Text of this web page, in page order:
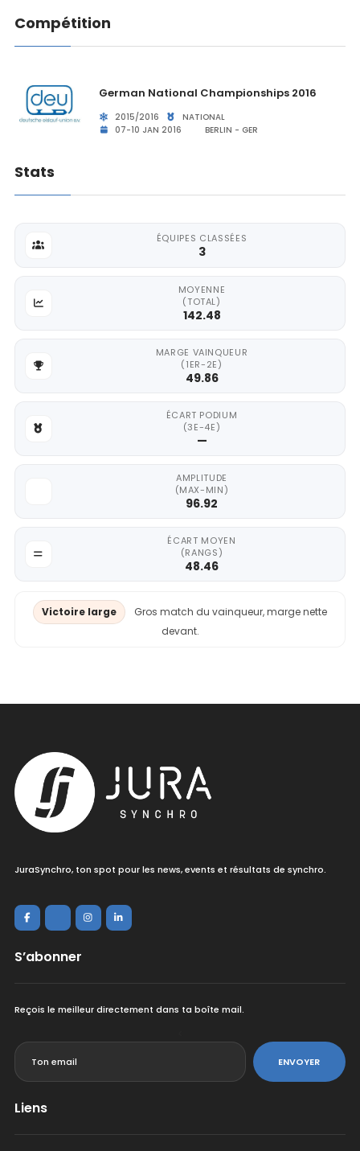
Compétition
German National Championships 2016
2015/2016
NATIONAL
07-10 JAN 2016
BERLIN - GER
Stats
ÉQUIPES CLASSÉES
3
MOYENNE
(TOTAL)
142.48
MARGE VAINQUEUR
(1ER-2E)
49.86
ÉCART PODIUM
(3E-4E)
—
AMPLITUDE
(MAX-MIN)
96.92
ÉCART MOYEN
(RANGS)
48.46
Victoire large
Gros match du vainqueur, marge nette
devant.
JuraSynchro, ton spot pour les news, events et résultats de synchro.
S’abonner
Reçois le meilleur directement dans ta boîte mail.
ENVOYER
Liens